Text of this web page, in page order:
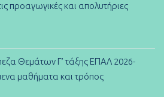
προαγωγικές και απολυτήριες
Θεμάτων Γ’ τάξης ΕΠΑΛ 2026-
μαθήματα και τρόπος